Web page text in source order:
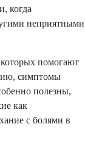
когда
неприятными
помогают
симптомы
полезны,
как
с болями в